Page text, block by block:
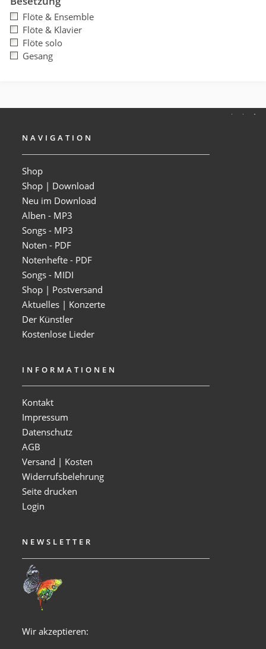
Flöte & Ensemble
Flöte & Klavier
Flöte solo
Gesang
NAVIGATION
Shop
Shop | Download
Neu im Download
Alben - MP3
Songs - MP3
Noten - PDF
Notenhefte - PDF
Songs - MIDI
Shop | Postversand
Aktuelles | Konzerte
Der Künstler
Kostenlose Lieder
INFORMATIONEN
Kontakt
Impressum
Datenschutz
AGB
Versand | Kosten
Widerrufsbelehrung
Seite drucken
Login
NEWSLETTER
Wir akzeptieren: